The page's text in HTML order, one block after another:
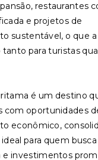
restaurantes
e projetos de
sustentável, o que
para turistas
é um destino
com oportunidades
econômico,
para quem
e investimentos